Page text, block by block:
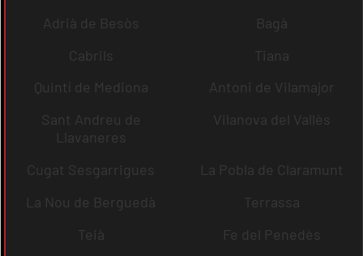
Adrià de Besòs
Bagà
Cabrils
Tiana
Quintí de Mediona
Antoni de Vilamajor
Sant Andreu de
Llavaneres
Vilanova del Vallès
Cugat Sesgarrigues
La Pobla de Claramunt
La Nou de Berguedà
Terrassa
Teià
Fe del Penedès